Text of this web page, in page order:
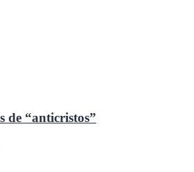
de “anticristos”